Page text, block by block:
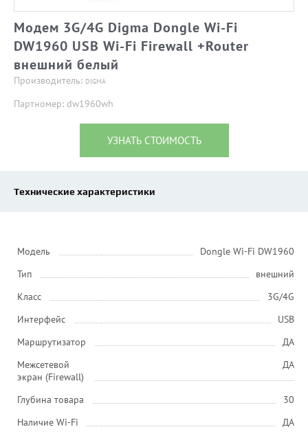
Модем 3G/4G Digma Dongle Wi-Fi
DW1960 USB Wi-Fi Firewall +Router
внешний белый
Производитель: DIGMA
Партномер: dw1960wh
УЗНАТЬ СТОИМОСТЬ
Технические характеристики
Модель
Dongle Wi-Fi DW1960
Тип
внешний
Класс
3G/4G
Интерфейс
USB
Маршрутизатор
ДА
Межсетевой
экран (Firewall)
ДА
Глубина товара
30
Наличие Wi-Fi
ДА